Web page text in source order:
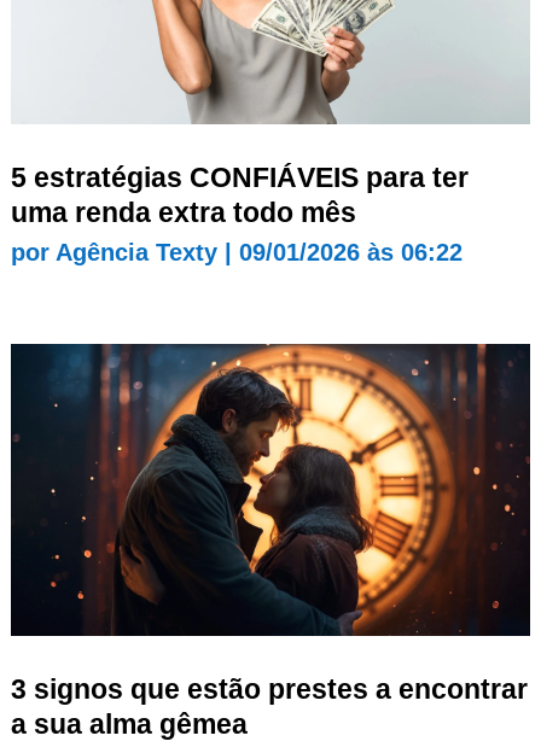
5 estratégias CONFIÁVEIS para ter
uma renda extra todo mês
por Agência Texty| 09/01/2026 às 06:22
3 signos que estão prestes a encontrar
a sua alma gêmea